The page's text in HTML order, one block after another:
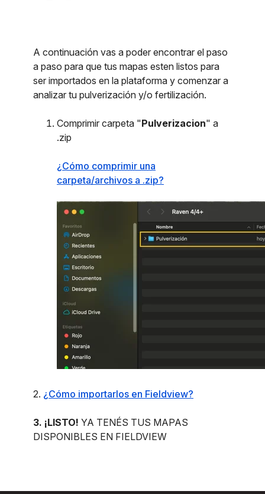
A continuación vas a poder encontrar el paso
a paso para que tus mapas esten listos para
ser importados en la plataforma y comenzar a
analizar tu pulverización y/o fertilización.
Comprimir carpeta "Pulverizacion" a
.zip
¿Cómo comprimir una
carpeta/archivos a .zip?
2. ¿Cómo importarlos en Fieldview?
3. ¡LISTO! YA TENÉS TUS MAPAS
DISPONIBLES EN FIELDVIEW